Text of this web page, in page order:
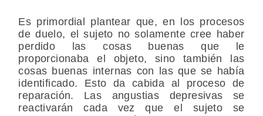
Es primordial plantear que, en los procesos
de duelo, el sujeto no solamente cree haber
perdido las cosas buenas que le
proporcionaba el objeto, sino también las
cosas buenas internas con las que se había
identificado. Esto da cabida al proceso de
reparación. Las angustias depresivas se
reactivarán cada vez que el sujeto se